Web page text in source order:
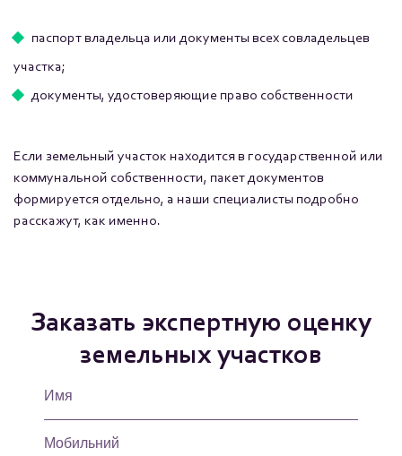
паспорт владельца или документы всех совладельцев
участка;
документы, удостоверяющие право собственности
Если земельный участок находится в государственной или
коммунальной собственности, пакет документов
формируется отдельно, а наши специалисты подробно
расскажут, как именно.
Заказать экспертную оценку
земельных участков